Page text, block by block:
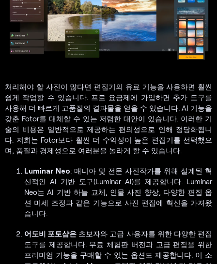
처리해야 할 사진이 많다면 편집기의 유료 기능을 사용하면 훨씬
쉽게 작업할 수 있습니다. 프로 요금제에 가입하면 추가 도구를
사용해 더 빠르게 고품질의 결과물을 얻을 수 있습니다. AI 기능을
갖춘 Fotor를 대체할 수 있는 저렴한 대안이 있습니다. 이러한 기
술의 비용은 일반적으로 제공하는 편의성으로 인해 정당화됩니
다. 저희는 Fotor보다 훨씬 더 수익성이 높은 편집기를 선택했으
며, 품질과 경제성으로 여러분을 놀라게 할 수 있습니다.
Luminar Neo: 매니아 및 전문 사진작가를 위해 설계된 혁
신적인 AI 기반 도구(Luminar AI)를 제공합니다. Luminar
Neo는 AI 기반 하늘 교체, 인물 사진 향상, 다양한 편집 옵
션 미세 조정과 같은 기능으로 사진 편집에 혁신을 가져왔
습니다.
어도비 포토샵은 초보자와 고급 사용자를 위한 다양한 편집
도구를 제공합니다. 무료 체험판 버전과 고급 편집을 위한
프리미엄 기능을 구매할 수 있는 옵션도 제공합니다. 이 소